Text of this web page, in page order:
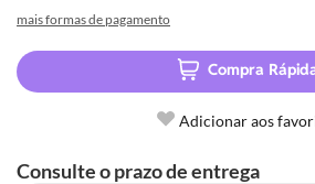
mais formas de pagamento
Compra
Adicionar aos
Consulte o prazo de entrega